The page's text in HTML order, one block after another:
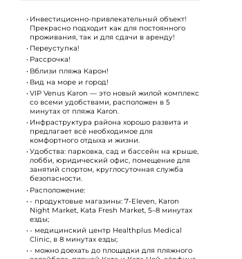
Инвестиционно-привлекательный объект!
Прекрасно подходит как для постоянного
проживания, так и для сдачи в аренду!
Переуступка!
Рассрочка!
Вблизи пляжа Карон!
Вид на море и город!
VIP Venus Karon — это новый жилой комплекс
со всеми удобствами, расположен в 5
минутах от пляжа Karon.
Инфраструктура района хорошо развита и
предлагает всё необходимое для
комфортного отдыха и жизни.
Удобства: парковка, сад и бассейн на крыше,
лобби, юридический офис, помещение для
занятий спортом, круглосуточная служба
безопасности.
Расположение:
- продуктовые магазины: 7-Eleven, Karon
Night Market, Kata Fresh Market, 5–8 минутах
езды;
- медицинский центр Healthplus Medical
Clinic, в 8 минутах езды;
- можно доехать до площадки для пляжного